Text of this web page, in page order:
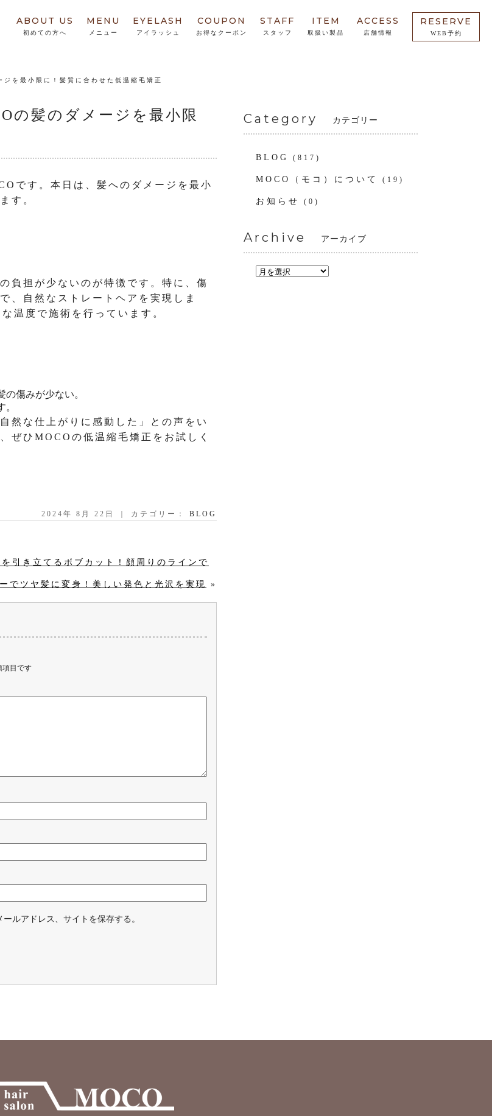
ABOUT US
初めての方へ
MENU
メニュー
EYELASH
アイラッシュ
COUPON
お得なクーポン
STAFF
スタッフ
ITEM
取扱い製品
ACCESS
店舗情報
RESERVE
WEB予約
を最小限に！髪質に合わせた低温縮毛矯正
の髪のダメージを最小限
です。本日は、髪へのダメージを最小
す。
負担が少ないのが特徴です。特に、傷
、自然なストレートヘアを実現しま
温度で施術を行っています。
傷みが少ない。
然な仕上がりに感動した」との声をい
ぜひMOCOの低温縮毛矯正をお試しく
2024年 8月 22日 ｜ カテゴリー： BLOG
引き立てるボブカット！顔周りのラインで
ツヤ髪に変身！美しい発色と光沢を実現
»
項目です
ルアドレス、サイトを保存する。
Category カテゴリー
BLOG (817)
MOCO（モコ）について (19)
お知らせ (0)
Archive アーカイブ